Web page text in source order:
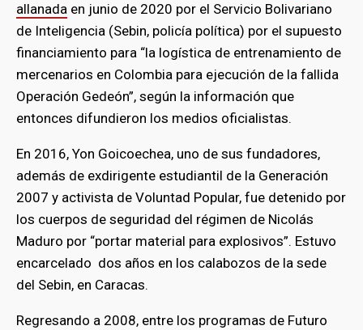
allanada en junio de 2020 por el Servicio Bolivariano
de Inteligencia (Sebin, policía política) por el supuesto
financiamiento para “la logística de entrenamiento de
mercenarios en Colombia para ejecución de la fallida
Operación Gedeón”, según la información que
entonces difundieron los medios oficialistas.
En 2016, Yon Goicoechea, uno de sus fundadores,
además de exdirigente estudiantil de la Generación
2007 y activista de Voluntad Popular, fue detenido por
los cuerpos de seguridad del régimen de Nicolás
Maduro por “portar material para explosivos”. Estuvo
encarcelado dos años en los calabozos de la sede
del Sebin, en Caracas.
Regresando a 2008, entre los programas de Futuro